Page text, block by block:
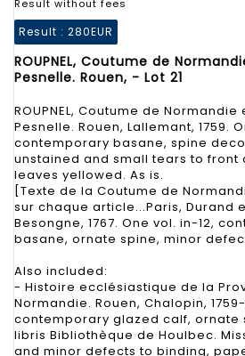
Result without fees
Result : 280EUR
ROUPNEL, Coutume de
Pesnelle. Rouen, - Lot 21
ROUPNEL, Coutume de
Pesnelle. Rouen, Lallemant, 1759.
contemporary basane, spine
unstained and small tears to front
leaves yellowed. As is.
[Texte de la Coutume de
sur chaque article...Paris, Durand
Besongne, 1767. One vol. in-12,
basane, ornate spine, minor
Also included:
- Histoire ecclésiastique de la
Normandie. Rouen, Chalopin,
contemporary glazed calf, ornate
libris Bibliothèque de Houlbec.
and minor defects to binding,